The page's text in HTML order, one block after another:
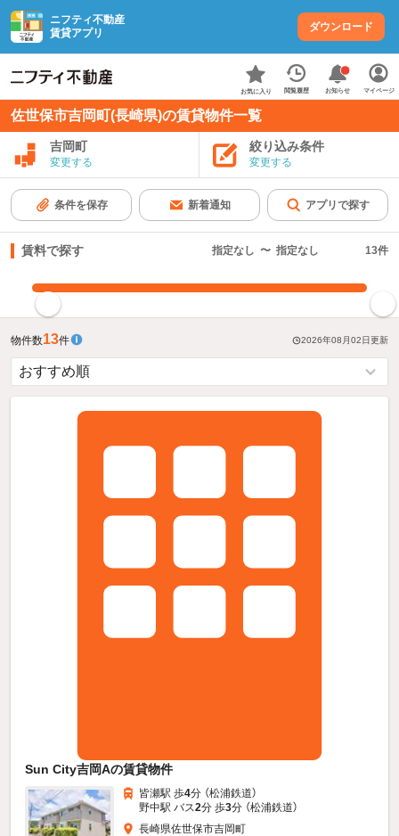
ニフティ不動産
賃貸アプリ
ダウンロード
お気に入り 閲覧履歴 お知らせ マイページ
佐世保市吉岡町(長崎県)の賃貸物件一覧
吉岡町
変更する
絞り込み条件
変更する
条件を保存 新着通知 アプリで探す
賃料で探す 指定なし 〜 指定なし 13件
物件数13件 2026年08月02日更新
Sun City吉岡Aの賃貸物件
皆瀬駅 歩4分 （松浦鉄道）
野中駅 バス2分 歩3分 （松浦鉄道）
長崎県佐世保市吉岡町